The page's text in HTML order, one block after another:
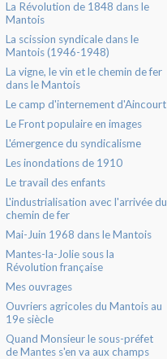
La Révolution de 1848 dans le
Mantois
La scission syndicale dans le
Mantois (1946-1948)
La vigne, le vin et le chemin de fer
dans le Mantois
Le camp d'internement d'Aincourt
Le Front populaire en images
L'émergence du syndicalisme
Les inondations de 1910
Le travail des enfants
L'industrialisation avec l'arrivée du
chemin de fer
Mai-Juin 1968 dans le Mantois
Mantes-la-Jolie sous la
Révolution française
Mes ouvrages
Ouvriers agricoles du Mantois au
19e siècle
Quand Monsieur le sous-préfet
de Mantes s'en va aux champs